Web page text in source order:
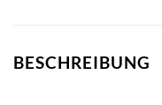
BESCHREIBUNG